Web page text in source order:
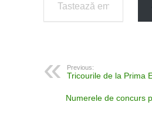
Previous:
Tricourile de la Prima
Numerele de concurs